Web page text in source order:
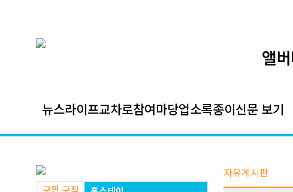
뉴스라이프교차로참여마당업소록종이신문 보기
구인.구직
자유게시판